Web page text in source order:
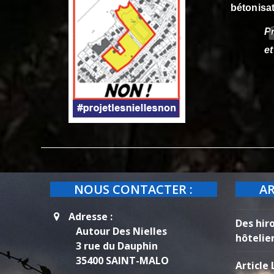
NOUS CONTACTER :
Adresse :
Autour Des Nielles
3 rue du Dauphin
35400 SAINT-MALO
Des
Article